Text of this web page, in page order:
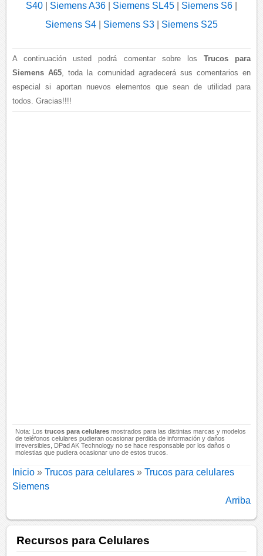
S40
Siemens A36 Siemens SL45 Siemens S6
Siemens S4
Siemens S3 Siemens S25
A continuación usted podrá comentar sobre los Trucos para
Siemens A65, toda la comunidad agradecerá sus comentarios en
especial si aportan nuevos elementos que sean de utilidad para
todos. Gracias!!!!
Nota: Lostrucos para celulares mostrados para las distintas marcas y modelos
de teléfonos celulares pudieran ocasionar perdida de información y daños
irreversibles, DPad AK Technology no se hace responsable por los daños o
molestias que pudiera ocasionar uno de estos trucos.
Inicio »Trucos para celulares »Trucos para celulares
Siemens
Arriba
Recursos para Celulares